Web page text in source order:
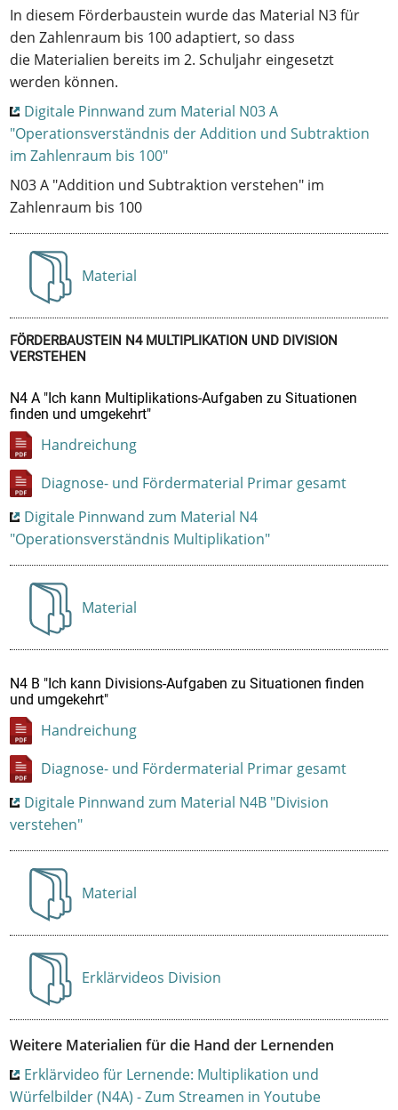
In diesem Förderbaustein wurde das Material N3 für
den Zahlenraum bis 100 adaptiert, so dass
die Materialien bereits im 2. Schuljahr eingesetzt
werden können.
Digitale Pinnwand zum Material N03 A
"Operationsverständnis der Addition und Subtraktion
im Zahlenraum bis 100"
N03 A "Addition und Subtraktion verstehen" im
Zahlenraum bis 100
Anzeigen
Material
FÖRDERBAUSTEIN N4 MULTIPLIKATION UND DIVISION
VERSTEHEN
N4 A "Ich kann Multiplikations-Aufgaben zu Situationen
finden und umgekehrt"
Handreichung
Diagnose- und Fördermaterial Primar gesamt
Digitale Pinnwand zum Material N4
"Operationsverständnis Multiplikation"
Anzeigen
Material
N4 B "Ich kann Divisions-Aufgaben zu Situationen finden
und umgekehrt"
Handreichung
Diagnose- und Fördermaterial Primar gesamt
Digitale Pinnwand zum Material N4B "Division
verstehen"
Anzeigen
Material
Anzeigen
Erklärvideos Division
Weitere Materialien für die Hand der Lernenden
Erklärvideo für Lernende: Multiplikation und
Würfelbilder (N4A) - Zum Streamen in Youtube